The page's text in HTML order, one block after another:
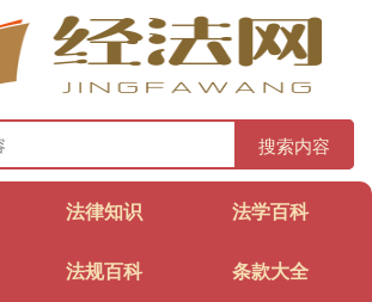
搜索内容
法律知识 法学百科
法规百科 条款大全